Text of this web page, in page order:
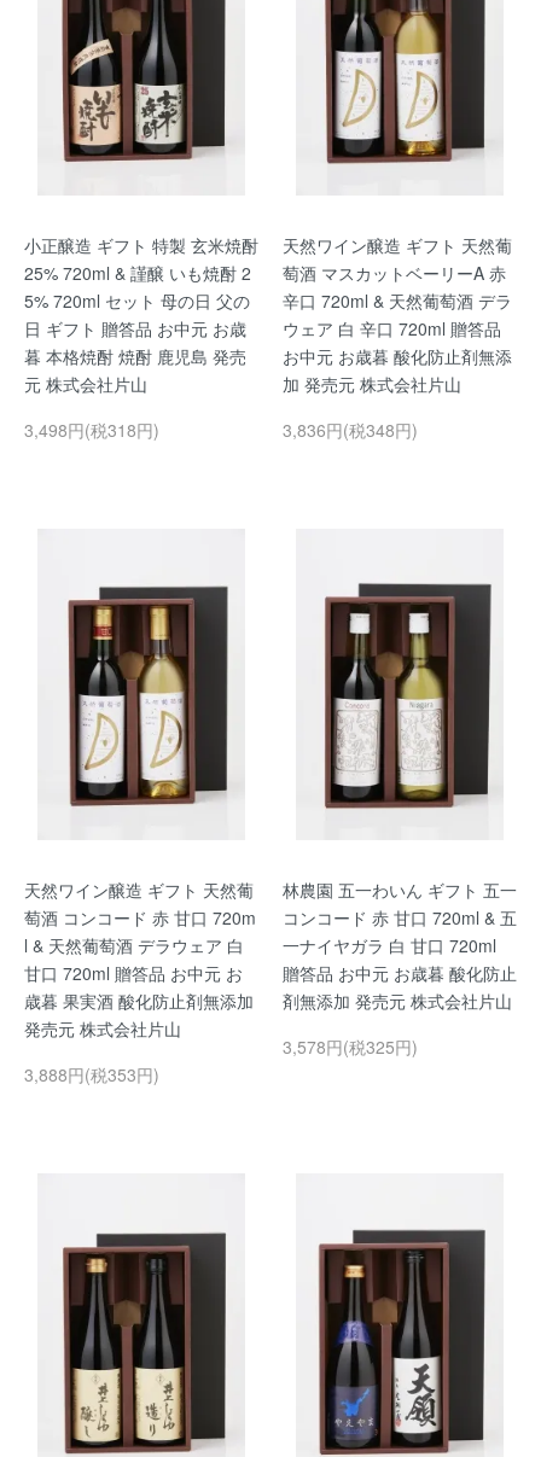
小正醸造 ギフト 特製 玄米焼酎
25% 720ml & 謹醸 いも焼酎 2
5% 720ml セット 母の日 父の
日 ギフト 贈答品 お中元 お歳
暮 本格焼酎 焼酎 鹿児島 発売
元 株式会社片山
3,498円(税318円)
天然ワイン醸造 ギフト 天然葡
萄酒 マスカットベーリーA 赤
辛口 720ml & 天然葡萄酒 デラ
ウェア 白 辛口 720ml 贈答品
お中元 お歳暮 酸化防止剤無添
加 発売元 株式会社片山
3,836円(税348円)
天然ワイン醸造 ギフト 天然葡
萄酒 コンコード 赤 甘口 720m
l & 天然葡萄酒 デラウェア 白
甘口 720ml 贈答品 お中元 お
歳暮 果実酒 酸化防止剤無添加
発売元 株式会社片山
3,888円(税353円)
林農園 五一わいん ギフト 五一
コンコード 赤 甘口 720ml & 五
一ナイヤガラ 白 甘口 720ml
贈答品 お中元 お歳暮 酸化防止
剤無添加 発売元 株式会社片山
3,578円(税325円)